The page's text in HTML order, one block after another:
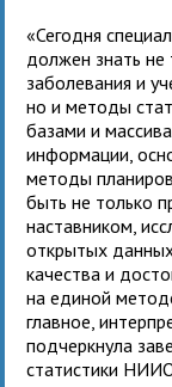
«Сегодня
должен знать не
заболевания и
но и методы
базами и
информации,
методы
быть не только
наставником,
открытых
качества и
на единой
главное,
подчеркнула
статистики